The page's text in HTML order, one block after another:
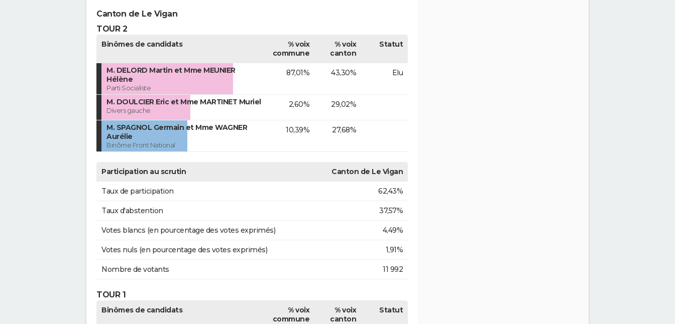
Canton de Le Vigan
TOUR 2
Binômes de candidats
% voix
commune
% voix
canton
Statut
M. DELORD Martin et Mme MEUNIER
Hélène
Parti Socialiste
87,01% 43,30% Elu
M. DOULCIER Eric et Mme MARTINET Muriel
Divers gauche
2,60% 29,02%
M. SPAGNOL Germain et Mme WAGNER
Aurélie
Binôme Front National
10,39% 27,68%
Participation au scrutin Canton de Le Vigan
Taux de participation 62,43%
Taux d'abstention 37,57%
Votes blancs (en pourcentage des votes exprimés) 4,49%
Votes nuls (en pourcentage des votes exprimés) 1,91%
Nombre de votants 11 992
TOUR 1
Binômes de candidats
% voix
commune
% voix
canton
Statut